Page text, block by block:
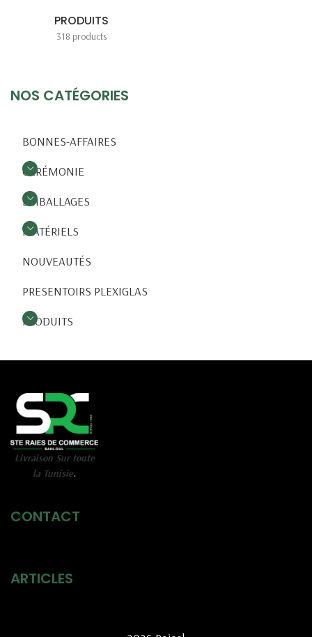
NOS CATÉGORIES
BONNES-AFFAIRES
CÉRÉMONIE
EMBALLAGES
MATÉRIELS
NOUVEAUTÉS
PRESENTOIRS PLEXIGLAS
PRODUITS
PRODUITS
318 products
Livraison Sur toute
la Tunisie.
CONTACT
ARTICLES